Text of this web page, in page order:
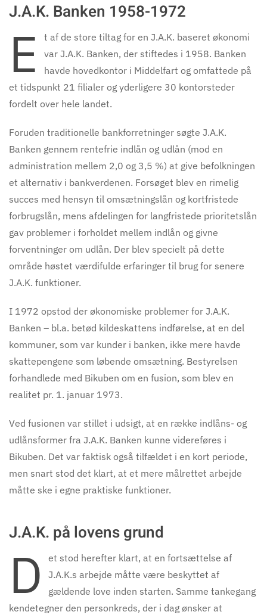
J.A.K. Banken 1958-1972
E
t af de store tiltag for en J.A.K. baseret økonomi
var J.A.K. Banken, der stiftedes i 1958. Banken
havde hovedkontor i Middelfart og omfattede på
et tidspunkt 21 filialer og yderligere 30 kontorsteder
fordelt over hele landet.
Foruden traditionelle bankforretninger søgte J.A.K.
Banken gennem rentefrie indlån og udlån (mod en
administration mellem 2,0 og 3,5 %) at give befolkningen
et alternativ i bankverdenen. Forsøget blev en rimelig
succes med hensyn til omsætningslån og kortfristede
forbrugslån, mens afdelingen for langfristede prioritetslån
gav problemer i forholdet mellem indlån og givne
forventninger om udlån. Der blev specielt på dette
område høstet værdifulde erfaringer til brug for senere
J.A.K. funktioner.
I 1972 opstod der økonomiske problemer for J.A.K.
Banken – bl.a. betød kildeskattens indførelse, at en del
kommuner, som var kunder i banken, ikke mere havde
skattepengene som løbende omsætning. Bestyrelsen
forhandlede med Bikuben om en fusion, som blev en
realitet pr. 1. januar 1973.
Ved fusionen var stillet i udsigt, at en række indlåns- og
udlånsformer fra J.A.K. Banken kunne videreføres i
Bikuben. Det var faktisk også tilfældet i en kort periode,
men snart stod det klart, at et mere målrettet arbejde
måtte ske i egne praktiske funktioner.
J.A.K. på lovens grund
D
et stod herefter klart, at en fortsættelse af
J.A.K.s arbejde måtte være beskyttet af
gældende love inden starten. Samme tankegang
kendetegner den personkreds, der i dag ønsker at